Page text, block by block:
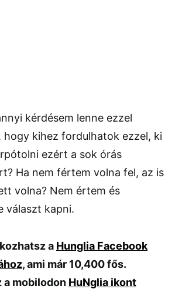
kérdésem lenne ezzel
hogy kihez fordulhatok ezzel, ki
ezért a sok órás
Ha nem fértem volna fel, az is
volna? Nem értem és
választ kapni.
a Hunglia Facebook
, ami már 10,400 fős.
a mobilodon HuNglia ikont